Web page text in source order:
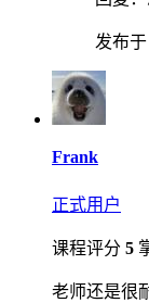
发布于
Frank
正式用户
课程评分 5
老师还是很